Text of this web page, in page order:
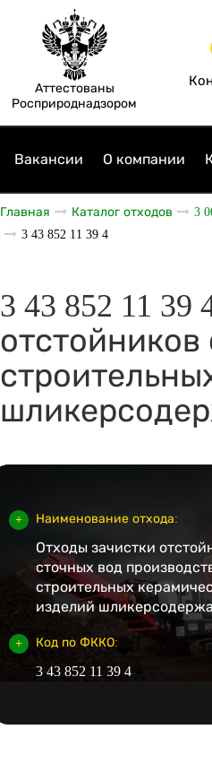
Аттестованы
Росприроднадзором
Вакансии О компании
Главная Каталог отходов 3
3 43 852 11 39 4
3 43 852 11
отстойников
Наименование отхода:
Отходы зачистки
сточных вод
строительных
изделий
Код по ФККО:
3 43 852 11 39 4